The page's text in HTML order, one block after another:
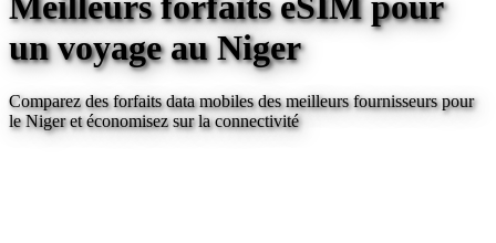
un voyageau Niger
Comparez des forfaits data mobiles des meilleurs fournisseurs pour
le Nigeret économisez sur la connectivité